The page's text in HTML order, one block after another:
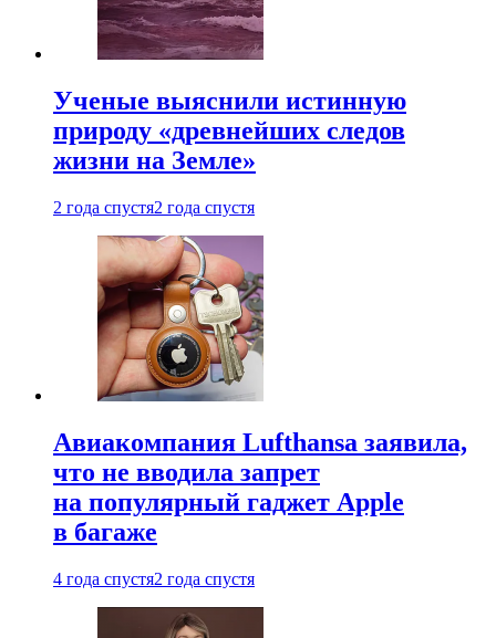
Ученые выяснили истинную
природу «древнейших следов
жизни на Земле»
2 года спустя2 года спустя
Авиакомпания Lufthansa заявила,
что не вводила запрет
на популярный гаджет Apple
в багаже
4 года спустя2 года спустя